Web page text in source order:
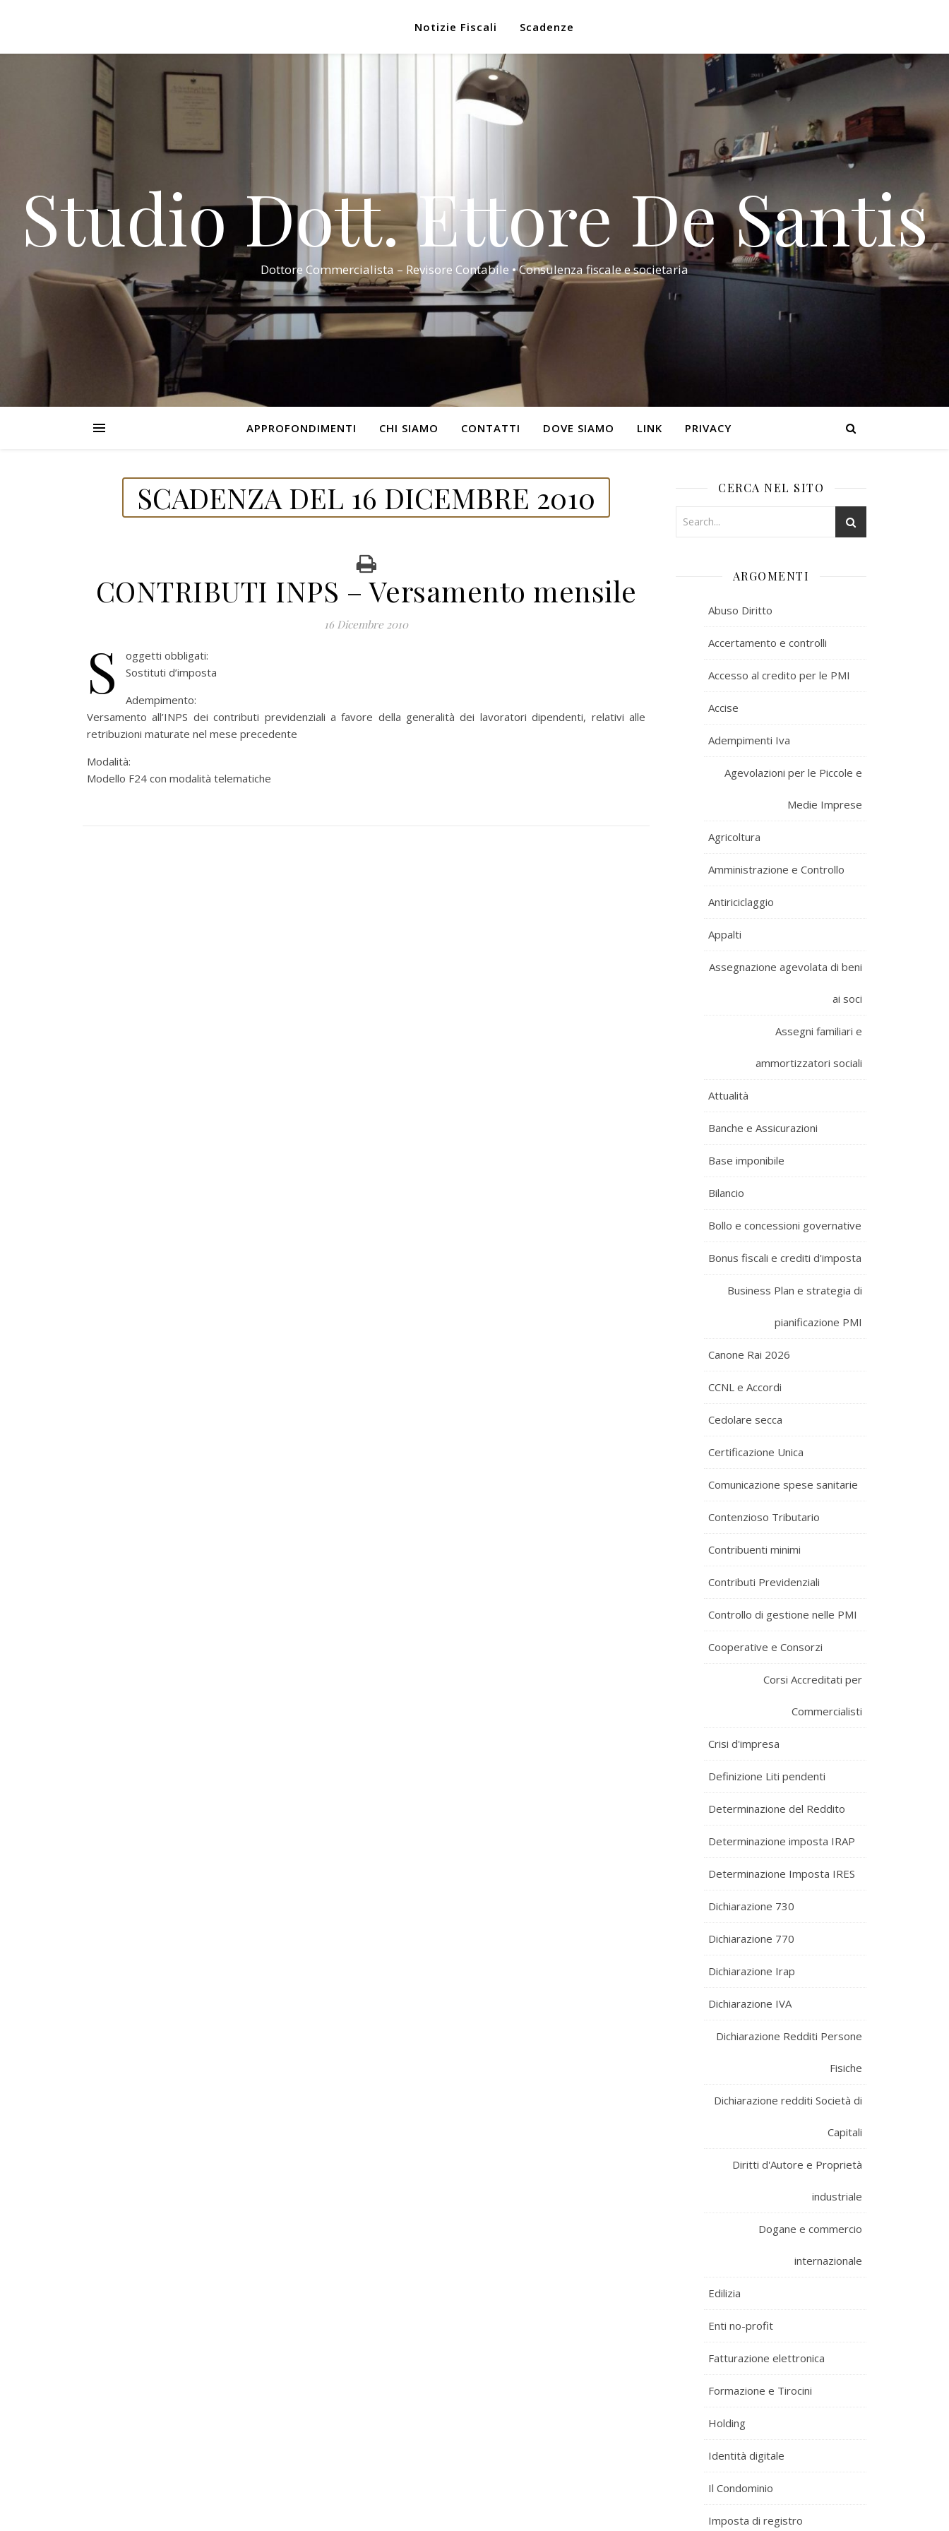
Notizie Fiscali Scadenze
Studio Dott. Ettore De Santis
Dottore Commercialista – Revisore Contabile • Consulenza fiscale e societaria
APPROFONDIMENTI CHI SIAMO CONTATTI DOVE SIAMO LINK PRIVACY
SCADENZA DEL 16 DICEMBRE 2010
CONTRIBUTI INPS – Versamento mensile
16 Dicembre 2010
S
oggetti obbligati:
Sostituti d’imposta
Adempimento:
Versamento all’INPS dei contributi previdenziali a favore della generalità dei lavoratori dipendenti, relativi alle
retribuzioni maturate nel mese precedente
Modalità:
Modello F24 con modalità telematiche
CERCA NEL SITO
ARGOMENTI
Abuso Diritto
Accertamento e controlli
Accesso al credito per le PMI
Accise
Adempimenti Iva
Agevolazioni per le Piccole e
Medie Imprese
Agricoltura
Amministrazione e Controllo
Antiriciclaggio
Appalti
Assegnazione agevolata di beni
ai soci
Assegni familiari e
ammortizzatori sociali
Attualità
Banche e Assicurazioni
Base imponibile
Bilancio
Bollo e concessioni governative
Bonus fiscali e crediti d'imposta
Business Plan e strategia di
pianificazione PMI
Canone Rai 2026
CCNL e Accordi
Cedolare secca
Certificazione Unica
Comunicazione spese sanitarie
Contenzioso Tributario
Contribuenti minimi
Contributi Previdenziali
Controllo di gestione nelle PMI
Cooperative e Consorzi
Corsi Accreditati per
Commercialisti
Crisi d'impresa
Definizione Liti pendenti
Determinazione del Reddito
Determinazione imposta IRAP
Determinazione Imposta IRES
Dichiarazione 730
Dichiarazione 770
Dichiarazione Irap
Dichiarazione IVA
Dichiarazione Redditi Persone
Fisiche
Dichiarazione redditi Società di
Capitali
Diritti d'Autore e Proprietà
industriale
Dogane e commercio
internazionale
Edilizia
Enti no-profit
Fatturazione elettronica
Formazione e Tirocini
Holding
Identità digitale
Il Condominio
Imposta di registro